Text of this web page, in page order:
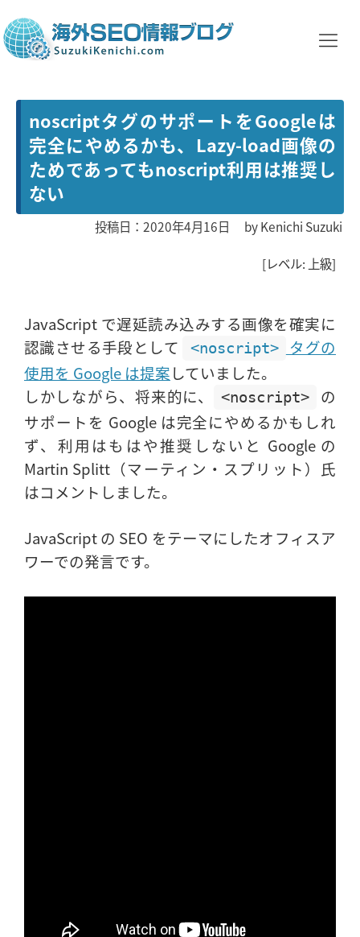
noscriptタグのサポートをGoogleは
完全にやめるかも、Lazy-load画像の
ためであってもnoscript利用は推奨し
ない
投稿日：2020年4月16日 byKenichi Suzuki
[レベル: 上級]
JavaScript で遅延読み込みする画像を確実に
認識させる手段として
<noscript>
タグの
使用を Google は提案していました。
しかしながら、将来的に、
<noscript>
の
サポートを Google は完全にやめるかもしれ
ず、利用はもはや推奨しないと Google の
Martin Splitt（マーティン・スプリット）氏
はコメントしました。
JavaScript の SEO をテーマにしたオフィスア
ワーでの発言です。